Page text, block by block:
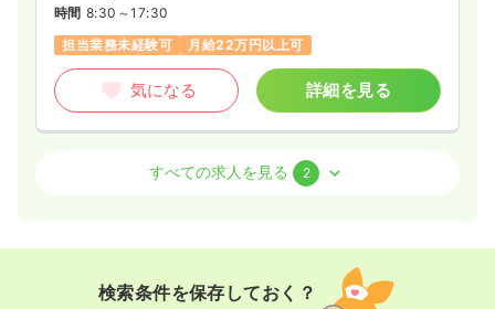
時間 8:30～17:30
担当業務未経験可
月給22万円以上可
気になる 詳細を見る
正・准看護師
8:30～17:30（休憩60分）
すべての求人を見る 2
検索条件を保存しておく？